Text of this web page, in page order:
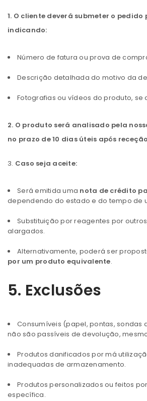
1. O cliente deverá submeter o pedido
indicando:
Número de fatura ou prova de
Descrição detalhada do motivo da
Fotografias ou vídeos do produto, se
2. O produto será analisado pela
no prazo de 10 dias úteis após
3. Caso seja aceite:
Será emitida uma nota de crédito
dependendo do estado e do tempo de
Substituição por reagentes por
alargados.
Alternativamente, poderá ser
por um produto equivalente.
5. Exclusões
Consumíveis (papel, pontas, sondas
não são passíveis de devolução,
Produtos danificados por má
inadequadas de armazenamento.
Produtos personalizados ou feitos
específica.